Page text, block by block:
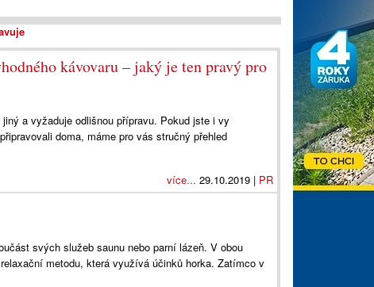
kávovaru – jaký je ten pravý pro
a vyžaduje odlišnou přípravu. Pokud jste i vy
doma, máme pro vás stručný přehled
více... 29.10.2019 | PR
svých služeb saunu nebo parní lázeň. V obou
metodu, která využívá účinků horka. Zatímco v